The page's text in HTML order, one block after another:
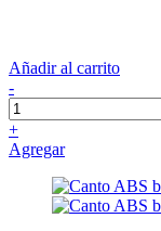
Añadir al carrito
-
+
Agregar